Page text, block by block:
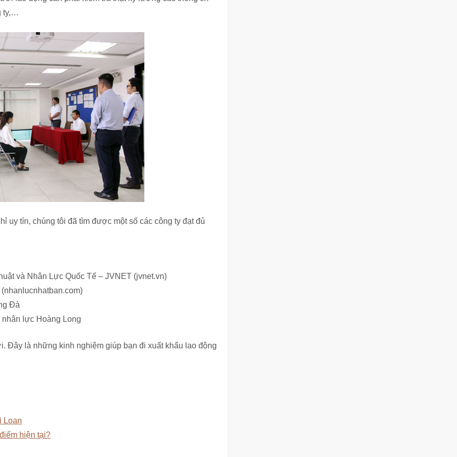
ty,…
uy tín, chúng tôi đã tìm được một số các công ty đạt đủ
và Nhân Lực Quốc Tế – JVNET (jvnet.vn)
Đà
lực Hoàng Long
Đây là những kinh nghiệm giúp bạn đi xuất khẩu lao động
Loan
hiện tại?